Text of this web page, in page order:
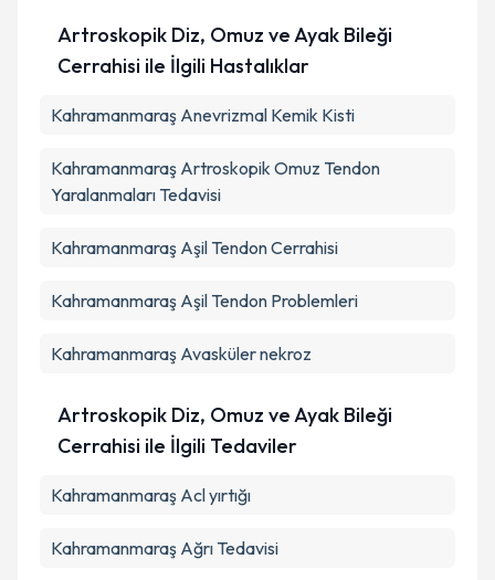
Takvim Talebini Gönder
Artroskopik Diz, Omuz ve Ayak Bileği
Cerrahisi ile İlgili Hastalıklar
Kahramanmaraş Anevrizmal Kemik Kisti
Kahramanmaraş Artroskopik Omuz Tendon
Yaralanmaları Tedavisi
Kahramanmaraş Aşil Tendon Cerrahisi
Kahramanmaraş Aşil Tendon Problemleri
Kahramanmaraş Avasküler nekroz
Artroskopik Diz, Omuz ve Ayak Bileği
Cerrahisi ile İlgili Tedaviler
Kahramanmaraş Acl yırtığı
Kahramanmaraş Ağrı Tedavisi